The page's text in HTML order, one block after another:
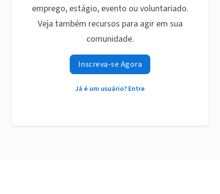
emprego, estágio, evento ou voluntariado.
Veja também recursos para agir em sua
comunidade.
Inscreva-se Agora
Já é um usuário? Entre